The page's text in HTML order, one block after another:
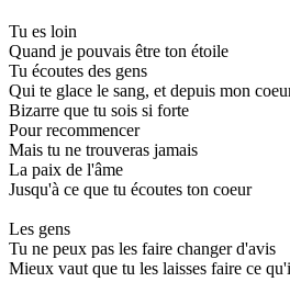
Tu es loin
Quand je pouvais être ton étoile
Tu écoutes des gens
Qui te glace le sang, et depuis mon
Bizarre que tu sois si forte
Pour recommencer
Mais tu ne trouveras jamais
La paix de l'âme
Jusqu'à ce que tu écoutes ton coeur
Les gens
Tu ne peux pas les faire changer d'avis
Mieux vaut que tu les laisses faire ce